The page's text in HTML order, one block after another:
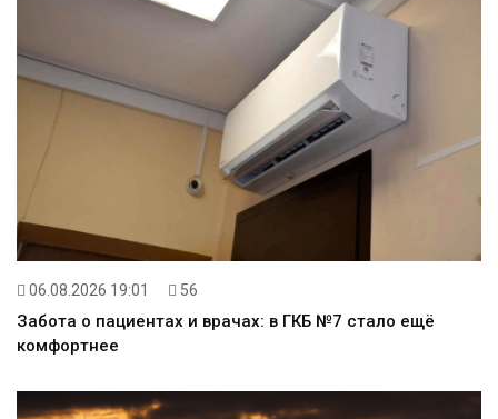
06.08.2026 19:01 56
Забота о пациентах и врачах: в ГКБ №7 стало ещё
комфортнее